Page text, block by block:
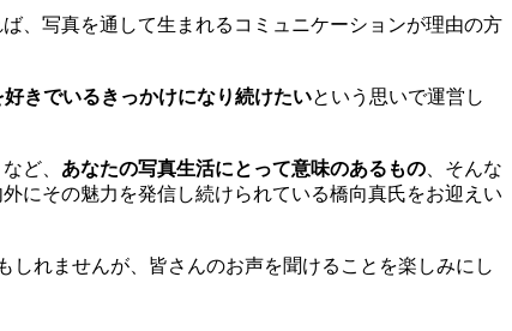
、写真を通して生まれるコミュニケーションが理由の方
好きでいるきっかけになり続けたいという思いで運営し
ど、 あなたの写真生活にとって意味のあるもの 、そんな
にその魅力を発信し続けられている橋向真氏をお迎えい
れませんが、皆さんのお声を聞けることを楽しみにし